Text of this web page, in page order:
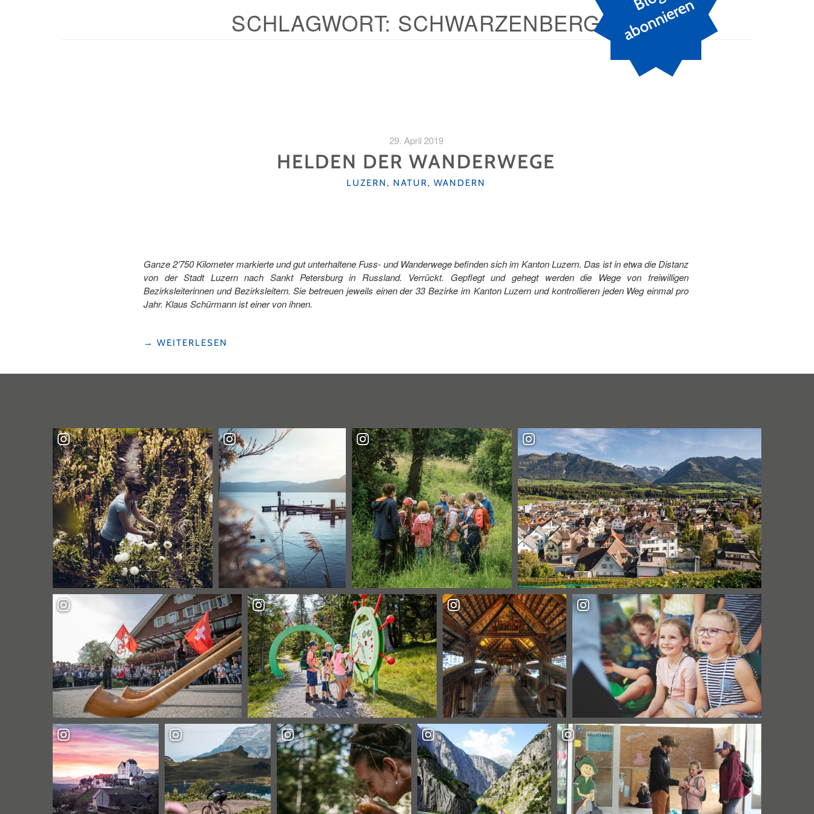
n
SCHLAGWORT: SCHWARZENBERG
29. April 2019
HELDEN DER WANDERWEGE
KATEGORIEN
LUZERN, NATUR, WANDERN
Ganze 2’750 Kilometer markierte und gut unterhaltene Fuss- und Wanderwege befinden sich im Kanton Luzern. Das ist in etwa die Distanz
von der Stadt Luzern nach Sankt Petersburg in Russland. Verrückt. Gepflegt und gehegt werden die Wege von freiwilligen
Bezirksleiterinnen und Bezirksleitern. Sie betreuen jeweils einen der 33 Bezirke im Kanton Luzern und kontrollieren jeden Weg einmal pro
Jahr. Klaus Schürmann ist einer von ihnen.
"HELDEN
→ WEITERLESEN